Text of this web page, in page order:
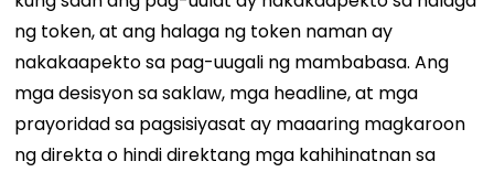
ng token, at ang halaga ng token naman ay
nakakaapekto sa pag-uugali ng mambabasa. Ang
mga desisyon sa saklaw, mga headline, at mga
prayoridad sa pagsisiyasat ay maaaring magkaroon
ng direkta o hindi direktang mga kahihinatnan sa